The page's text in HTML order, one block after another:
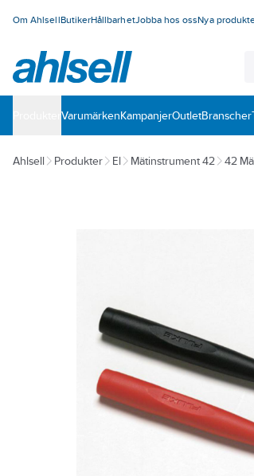
Om AhlsellButikerHållbarhetJobba hos ossNya
VarumärkenKampanjerOutletBranscher
Ahlsell Produkter El Mätinstrument 42 42